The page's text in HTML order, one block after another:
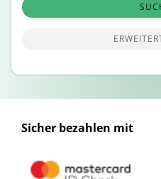
Sicher bezahlen mit